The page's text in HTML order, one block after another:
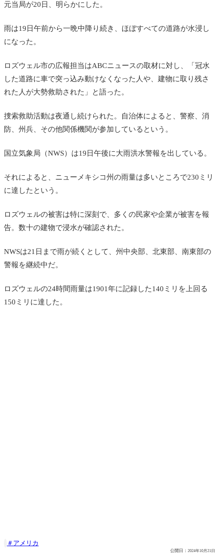
元当局が20日、明らかにした。
雨は19日午前から一晩中降り続き、ほぼすべての道路が水浸し
になった。
ロズウェル市の広報担当はABCニュースの取材に対し、「冠水
した道路に車で突っ込み動けなくなった人や、建物に取り残さ
れた人が大勢救助された」と語った。
捜索救助活動は夜通し続けられた。自治体によると、警察、消
防、州兵、その他関係機関が参加しているという。
国立気象局（NWS）は19日午後に大雨洪水警報を出している。
それによると、ニューメキシコ州の雨量は多いところで230ミリ
に達したという。
ロズウェルの被害は特に深刻で、多くの民家や企業が被害を報
告。数十の建物で浸水が確認された。
NWSは21日まで雨が続くとして、州中央部、北東部、南東部の
警報を継続中だ。
ロズウェルの24時間雨量は1901年に記録した140ミリを上回る
150ミリに達した。
アメリカ
公開日： 2024年10月21日